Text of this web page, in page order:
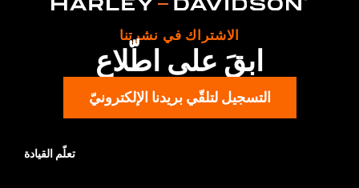
Imported
الاشتراك في نشرتنا
ابقَ على اطّلاع
التسجيل لتلقّي بريدنا الإلكترونيّ
تعلّم القيادة